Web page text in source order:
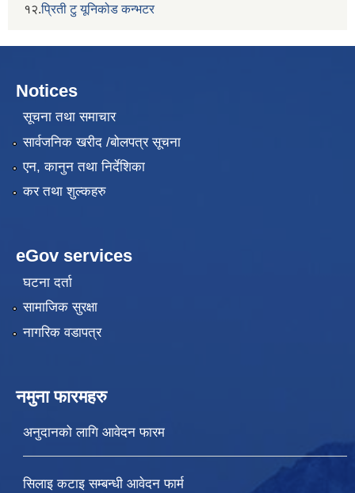
१२.प्रिती टु यूनिकोड कन्भटर
Notices
सूचना तथा समाचार
सार्वजनिक खरीद /बोलपत्र सूचना
एन, कानुन तथा निर्देशिका
कर तथा शुल्कहरु
eGov services
घटना दर्ता
सामाजिक सुरक्षा
नागरिक वडापत्र
नमुना फारमहरु
अनुदानको लागि आवेदन फारम
सिलाइ कटाइ सम्बन्धी आवेदन फार्म